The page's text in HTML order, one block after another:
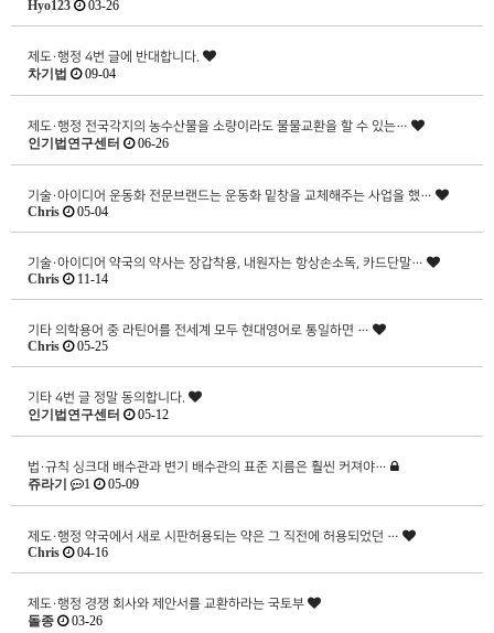
Hyo123 03-26
제도·행정 4번 글에 반대합니다.
차기법 09-04
제도·행정 전국각지의 농수산물을 소량이라도 물물교환을 할 수 있는…
인기법연구센터 06-26
기술·아이디어 운동화 전문브랜드는 운동화 밑창을 교체해주는 사업을 했…
Chris 05-04
기술·아이디어 약국의 약사는 장갑착용, 내원자는 항상손소독, 카드단말…
Chris 11-14
기타 의학용어 중 라틴어를 전세계 모두 현대영어로 통일하면 …
Chris 05-25
기타 4번 글 정말 동의합니다.
인기법연구센터 05-12
법·규칙 싱크대 배수관과 변기 배수관의 표준 지름은 훨씬 커져야…
쥬라기 1 05-09
제도·행정 약국에서 새로 시판허용되는 약은 그 직전에 허용되었던 …
Chris 04-16
제도·행정 경쟁 회사와 제안서를 교환하라는 국토부
돌종 03-26